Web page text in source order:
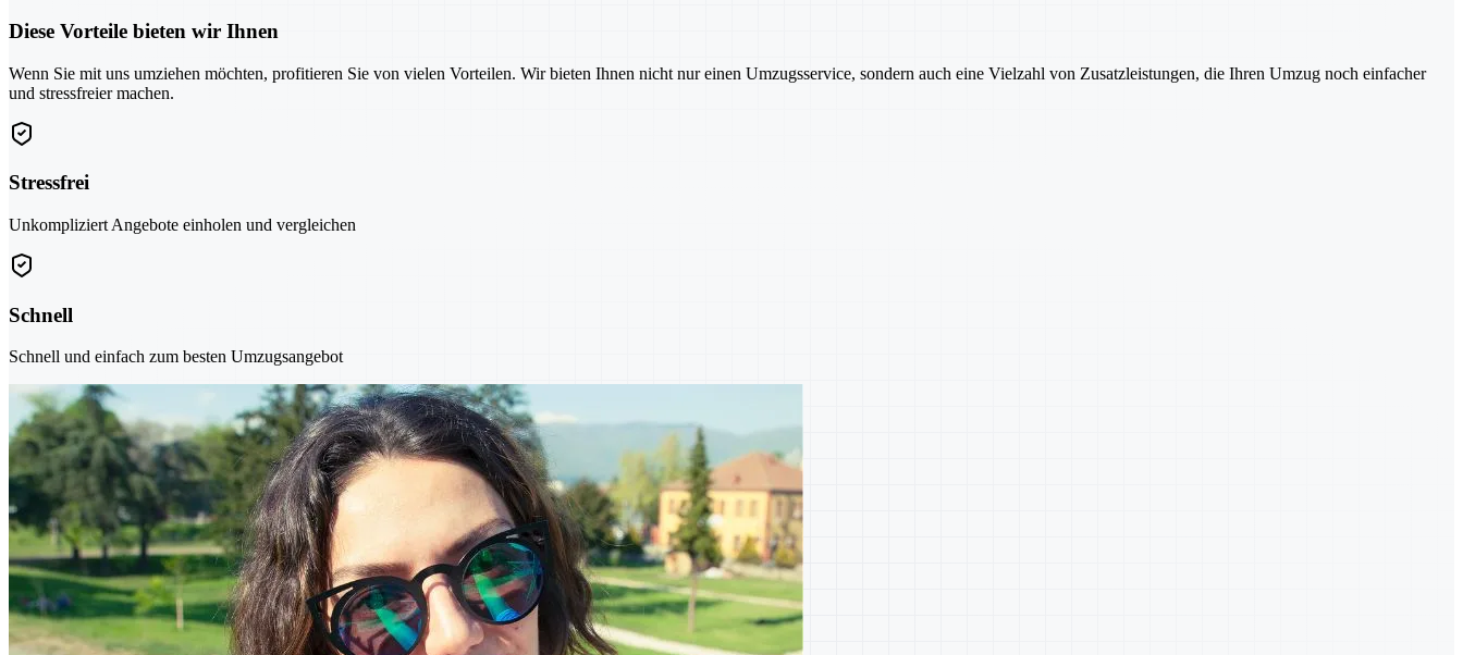
Diese Vorteile bieten wir Ihnen
Wenn Sie mit uns umziehen möchten, profitieren Sie von vielen Vorteilen. Wir bieten Ihnen nicht nur einen Umzugsservice, sondern auch eine Vielzahl von Zusatzleistungen, die Ihren Umzug noch einfacher
und stressfreier machen.
Stressfrei
Unkompliziert Angebote einholen und vergleichen
Schnell
Schnell und einfach zum besten Umzugsangebot